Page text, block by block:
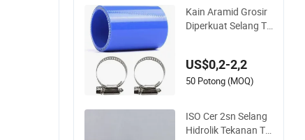
Kain Aramid Grosir
Diperkuat Selang Tu
obil Universal Produ
sen Kustom
US$0,2-2,2
50 Potong (MOQ)
ISO Cer 2sn Selang
Hidrolik Tekanan Tin